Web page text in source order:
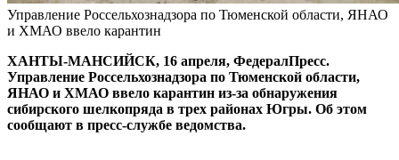
Управление Россельхознадзора по Тюменской области, ЯНАО
и ХМАО ввело карантин
ХАНТЫ-МАНСИЙСК, 16 апреля, ФедералПресс.
Управление Россельхознадзора по Тюменской области,
ЯНАО и ХМАО ввело карантин из-за обнаружения
сибирского шелкопряда в трех районах Югры. Об этом
сообщают в пресс-службе ведомства.